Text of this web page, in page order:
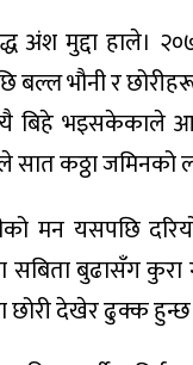
अंश मुद्दा हाले।
बल्ल भौनी र
बिहे भइसकेकाले
सात कठ्ठा
मन यसपछि
सबिता बुढासँग
छोरी देखेर ढुक्क